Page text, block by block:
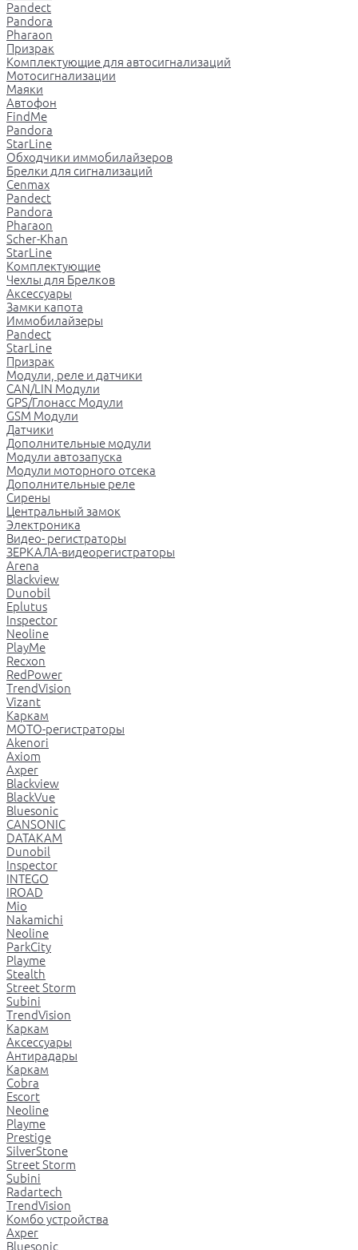
Pandect
Pandora
Pharaon
Призрак
Комплектующие для автосигнализаций
Мотосигнализации
Маяки
Автофон
FindMe
Pandora
StarLine
Обходчики иммобилайзеров
Брелки для сигнализаций
Cenmax
Pandect
Pandora
Pharaon
Scher-Khan
StarLine
Комплектующие
Чехлы для Брелков
Аксессуары
Замки капота
Иммобилайзеры
Pandect
StarLine
Призрак
Модули, реле и датчики
CAN/LIN Модули
GPS/Глонасс Модули
GSM Модули
Датчики
Дополнительные модули
Модули автозапуска
Модули моторного отсека
Дополнительные реле
Сирены
Центральный замок
Электроника
Видео- регистраторы
ЗЕРКАЛА-видеорегистраторы
Arena
Blackview
Dunobil
Eplutus
Inspector
Neoline
PlayMe
Recxon
RedPower
TrendVision
Vizant
Каркам
МОТО-регистраторы
Akenori
Axiom
Axper
Blackview
BlackVue
Bluesonic
CANSONIC
DATAKAM
Dunobil
Inspector
INTEGO
IROAD
Mio
Nakamichi
Neoline
ParkCity
Playme
Stealth
Street Storm
Subini
TrendVision
Каркам
Аксессуары
Антирадары
Каркам
Cobra
Escort
Neoline
Playme
Prestige
SilverStone
Street Storm
Subini
Radartech
TrendVision
Комбо устройства
Axper
Bluesonic